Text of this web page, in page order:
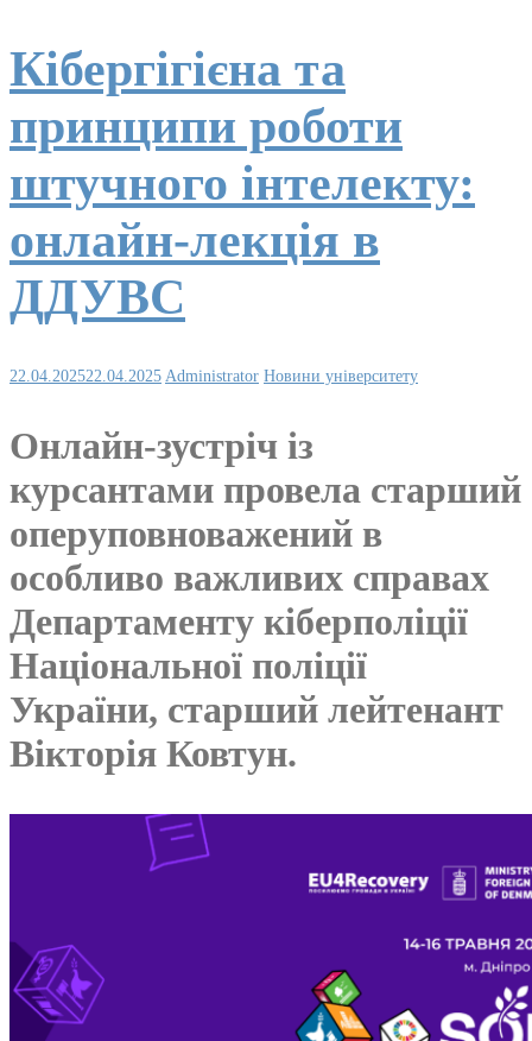
Кібергігієна та
принципи роботи
штучного інтелекту:
онлайн-лекція в
ДДУВС
22.04.202522.04.2025 Administrator Новини університету
Онлайн-зустріч із
курсантами провела старший
оперуповноважений в
особливо важливих справах
Департаменту кіберполіції
Національної поліції
України, старший лейтенант
Вікторія Ковтун.